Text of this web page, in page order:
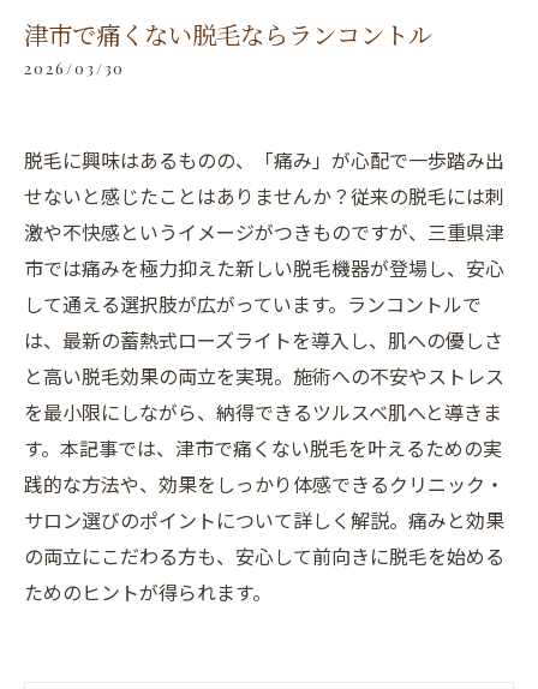
津市で痛くない脱毛ならランコントル
2026/03/30
脱毛に興味はあるものの、「痛み」が心配で一歩踏み出
せないと感じたことはありませんか？従来の脱毛には刺
激や不快感というイメージがつきものですが、三重県津
市では痛みを極力抑えた新しい脱毛機器が登場し、安心
して通える選択肢が広がっています。ランコントルで
は、最新の蓄熱式ローズライトを導入し、肌への優しさ
と高い脱毛効果の両立を実現。施術への不安やストレス
を最小限にしながら、納得できるツルスベ肌へと導きま
す。本記事では、津市で痛くない脱毛を叶えるための実
践的な方法や、効果をしっかり体感できるクリニック・
サロン選びのポイントについて詳しく解説。痛みと効果
の両立にこだわる方も、安心して前向きに脱毛を始める
ためのヒントが得られます。